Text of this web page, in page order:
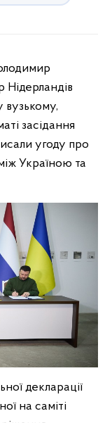
Нідерландів
засідання
угоду про
Україною та
декларації
на саміті